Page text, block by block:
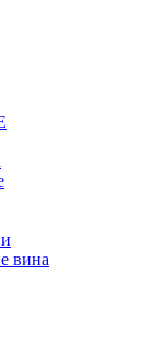
вина